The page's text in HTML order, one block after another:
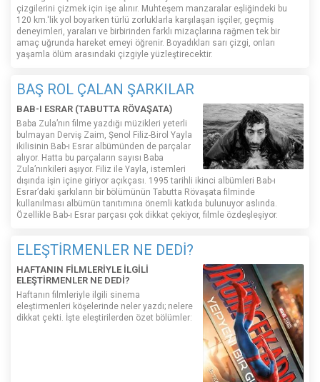
çizgilerini çizmek için işe alınır. Muhteşem manzaralar eşliğindeki bu
120 km.'lik yol boyarken türlü zorluklarla karşılaşan işçiler, geçmiş
deneyimleri, yaraları ve birbirinden farklı mizaçlarına rağmen tek bir
amaç uğrunda hareket emeyi öğrenir. Boyadıkları sarı çizgi, onları
yaşamla ölüm arasındaki çizgiyle yüzleştirecektir.
BAŞ ROL ÇALAN ŞARKILAR
BAB-I ESRAR (TABUTTA RÖVAŞATA)
Baba Zula’nın filme yazdığı müzikleri yeterli
bulmayan Derviş Zaim, Şenol Filiz-Birol Yayla
ikilisinin Bab-ı Esrar albümünden de parçalar
alıyor. Hatta bu parçaların sayısı Baba
Zula’nınkileri aşıyor. Filiz ile Yayla, istemleri
dışında işin içine giriyor açıkçası. 1995 tarihli ikinci albümleri Bab-ı
Esrar’daki şarkıların bir bölümünün Tabutta Rövaşata filminde
kullanılması albümün tanıtımına önemli katkıda bulunuyor aslında.
Özellikle Bab-ı Esrar parçası çok dikkat çekiyor, filmle özdeşleşiyor.
ELEŞTİRMENLER NE DEDİ?
HAFTANIN FİLMLERİYLE İLGİLİ
ELEŞTİRMENLER NE DEDİ?
Haftanın filmleriyle ilgili sinema
eleştirmenleri köşelerinde neler yazdı; nelere
dikkat çekti. İşte eleştirilerden özet bölümler: